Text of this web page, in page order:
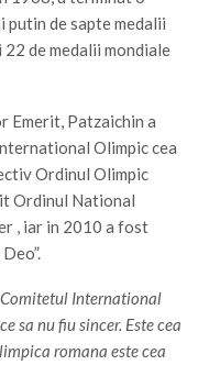
putin de sapte medalii
de medalii mondiale
Emerit, Patzaichin a
Olimpic cea
Ordinul Olimpic
Ordinul National
, iar in 2010 a fost
International
sa nu fiu sincer. Este cea
romana este cea